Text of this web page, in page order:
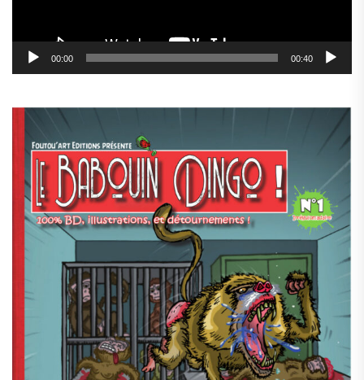
00:00 00:40